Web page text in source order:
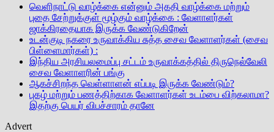
வெளிநாட்டு வாழ்க்கை என்னும் அகதி வாழ்க்கை மற்றும்
புதை சேற்றுக்குள் மூழ்கும் வாழ்க்கை : வேளாளர்கள்
ஜாக்கிரதையாக இருக்க வேண்டுகிறேன்
உடன்குடி நகரை உருவாக்கிய சுத்த சைவ வேளாளர்கள் (சைவ
பிள்ளைமார்கள்) :
இந்திய அரசியலமைப்பு சட்டம் உருவாக்கத்தில் திருநெல்வேலி
சைவ வேளாளரின் பங்கு
ஆகச்சிறந்த வெள்ளாளன் எப்படி இருக்க வேண்டும்?
புகழ் மற்றும் பணத்திற்காக வேளாளர்கள் உடம்பை விற்கலாமா?
இதற்கு பெயர் விபச்சாரம் தானே
Advert